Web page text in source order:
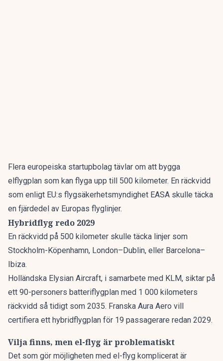
Flera europeiska startupbolag tävlar om att bygga
elflygplan som kan flyga upp till 500 kilometer. En räckvidd
som enligt EU:s flygsäkerhetsmyndighet EASA skulle täcka
en fjärdedel av Europas flyglinjer.
Hybridflyg redo 2029
En räckvidd på 500 kilometer skulle täcka linjer som
Stockholm-Köpenhamn, London–Dublin, eller Barcelona–
Ibiza.
Holländska Elysian Aircraft, i samarbete med KLM, siktar på
ett 90-personers batteriflygplan med 1 000 kilometers
räckvidd så tidigt som 2035. Franska Aura Aero vill
certifiera ett hybridflygplan för 19 passagerare redan 2029.
Vilja finns, men el-flyg är problematiskt
Det som gör möjligheten med el-flyg komplicerat är